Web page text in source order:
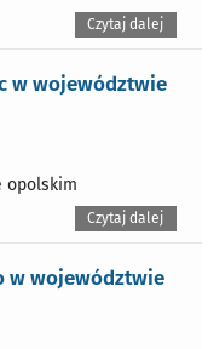
Czytaj dalej
w województwie
opolskim
Czytaj dalej
w województwie